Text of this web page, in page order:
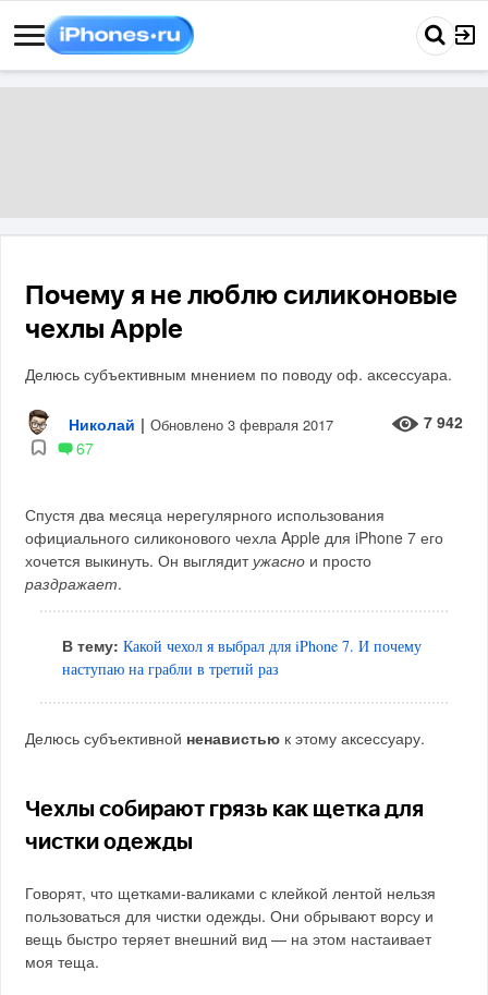
Почему я не люблю силиконовые
чехлы Apple
Делюсь субъективным мнением по поводу оф. аксессуара.
Николай | Обновлено 3 февраля 2017
7 942
67
Спустя два месяца нерегулярного использования
официального силиконового чехла Apple для iPhone 7 его
хочется выкинуть. Он выглядитужасно и просто
раздражает.
В тему: Какой чехол я выбрал для iPhone 7. И почему
наступаю на грабли в третий раз
Делюсь субъективной ненавистью к этому аксессуару.
Чехлы собирают грязь как щетка для
чистки одежды
Говорят, что щетками-валиками с клейкой лентой нельзя
пользоваться для чистки одежды. Они обрывают ворсу и
вещь быстро теряет внешний вид — на этом настаивает
моя теща.